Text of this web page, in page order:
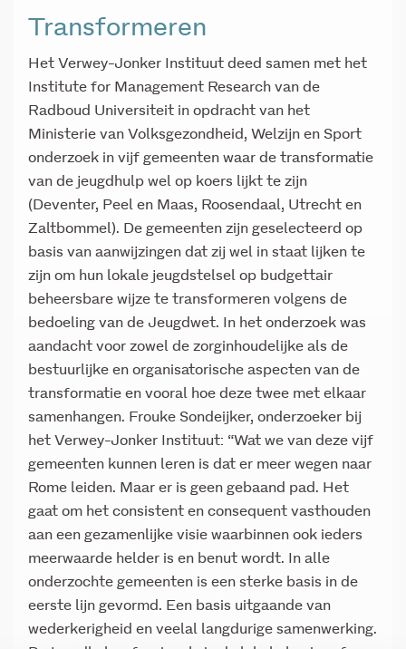
Transformeren
Het Verwey-Jonker Instituut deed samen met het
Institute for Management Research van de
Radboud Universiteit in opdracht van het
Ministerie van Volksgezondheid, Welzijn en Sport
onderzoek in vijf gemeenten waar de transformatie
van de jeugdhulp wel op koers lijkt te zijn
(Deventer, Peel en Maas, Roosendaal, Utrecht en
Zaltbommel). De gemeenten zijn geselecteerd op
basis van aanwijzingen dat zij wel in staat lijken te
zijn om hun lokale jeugdstelsel op budgettair
beheersbare wijze te transformeren volgens de
bedoeling van de Jeugdwet. In het onderzoek was
aandacht voor zowel de zorginhoudelijke als de
bestuurlijke en organisatorische aspecten van de
transformatie en vooral hoe deze twee met elkaar
samenhangen. Frouke Sondeijker, onderzoeker bij
het Verwey-Jonker Instituut: “Wat we van deze vijf
gemeenten kunnen leren is dat er meer wegen naar
Rome leiden. Maar er is geen gebaand pad. Het
gaat om het consistent en consequent vasthouden
aan een gezamenlijke visie waarbinnen ook ieders
meerwaarde helder is en benut wordt. In alle
onderzochte gemeenten is een sterke basis in de
eerste lijn gevormd. Een basis uitgaande van
wederkerigheid en veelal langdurige samenwerking.